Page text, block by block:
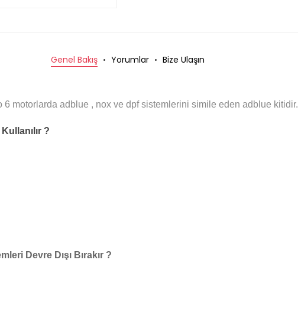
Genel Bakış Yorumlar Bize Ulaşın
motorlarda adblue , nox ve dpf sistemlerini simile eden adblue kitidir.
?
Devre Dışı Bırakır ?